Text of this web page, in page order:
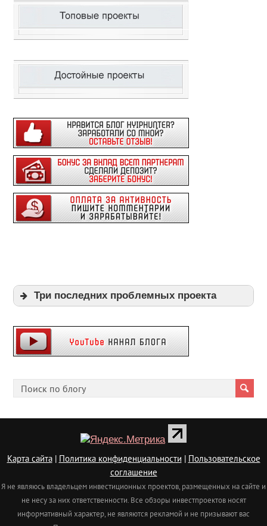
Три последних проблемных проекта
Playpayouts
Cfgliberty
Карта сайта| Политика конфиденциальности | Пользовательское
соглашение
Я не являюсь владельцем инвестиционных проектов, размещенных на сайте и
не несу за них ответственности. Все обзоры инвестпроектов носят
информативный характер, не являются рекламой и не призывают вас